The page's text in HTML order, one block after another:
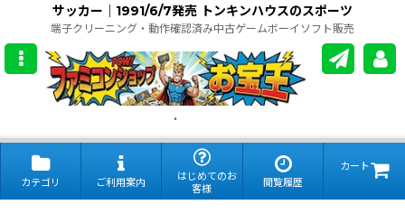
サッカー｜1991/6/7発売 トンキンハウスのスポーツ
端子クリーニング・動作確認済み中古ゲームボーイソフト販売
.
カテゴリ ご利用案内
はじめてのお
客様
閲覧履歴
カート